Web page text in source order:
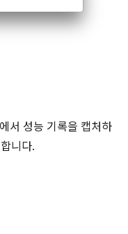
서 성능 기록을 캡처하
니다.